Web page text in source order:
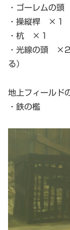
・ゴーレムの頭
・操縦桿 ×１
・杭 ×１
・光線の頭 ×2
る）
地上フィールド
・鉄の檻